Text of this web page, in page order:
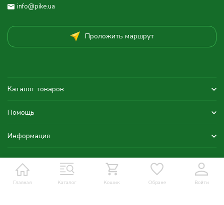
Главная Каталог Кошик Обране Войти
info@pike.ua
Проложить маршрут
Каталог товаров
Помощь
Информация